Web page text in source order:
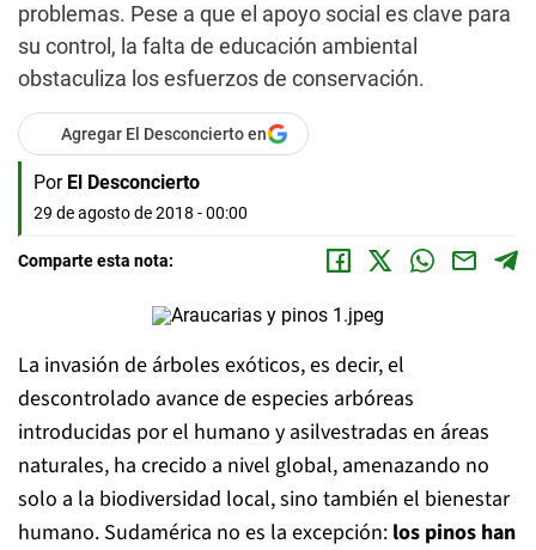
problemas. Pese a que el apoyo social es clave para
su control, la falta de educación ambiental
obstaculiza los esfuerzos de conservación.
Agregar El Desconcierto en
Por El Desconcierto
29 de agosto de 2018 - 00:00
Comparte esta nota:
La invasión de árboles exóticos, es decir, el
descontrolado avance de especies arbóreas
introducidas por el humano y asilvestradas en áreas
naturales, ha crecido a nivel global, amenazando no
solo a la biodiversidad local, sino también el bienestar
humano. Sudamérica no es la excepción: los pinos han